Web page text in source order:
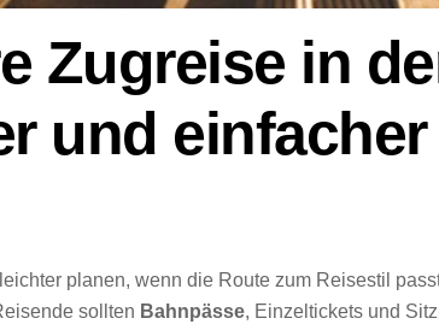
Zugreise in
und einfacher
planen, wenn die Route zum Reisestil
sollten Bahnpässe, Einzeltickets und